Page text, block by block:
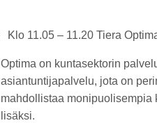
Klo 11.05 – 11.20 Tiera
Optima on kuntasektorin
asiantuntijapalvelu, jota on
mahdollistaa monipuolisempia
lisäksi.